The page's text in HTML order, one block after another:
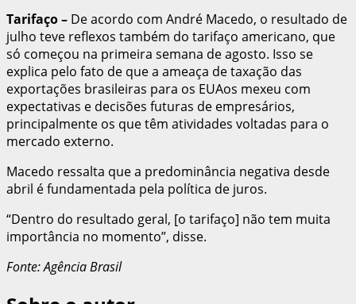
Tarifaço– De acordo com André Macedo, o resultado de
julho teve reflexos também do tarifaço americano, que
só começou na primeira semana de agosto. Isso se
explica pelo fato de que a ameaça de taxação das
exportações brasileiras para os EUAos mexeu com
expectativas e decisões futuras de empresários,
principalmente os que têm atividades voltadas para o
mercado externo.
Macedo ressalta que a predominância negativa desde
abril é fundamentada pela política de juros.
“Dentro do resultado geral, [o tarifaço] não tem muita
importância no momento”, disse.
Fonte: Agência Brasil